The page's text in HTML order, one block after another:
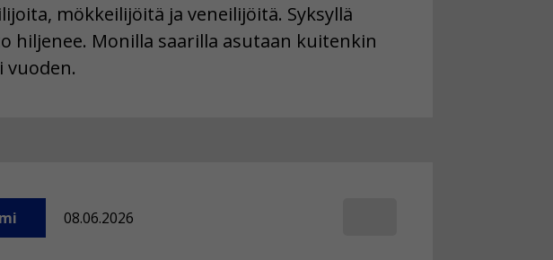
mökkeilijöitä ja veneilijöitä. Syksyllä
hiljenee. Monilla saarilla asutaan kuitenkin
vuoden.
08.06.2026